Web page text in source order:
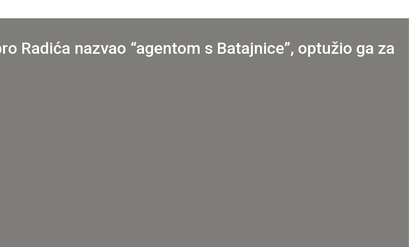
Radića nazvao “agentom s Batajnice”, optužio ga za